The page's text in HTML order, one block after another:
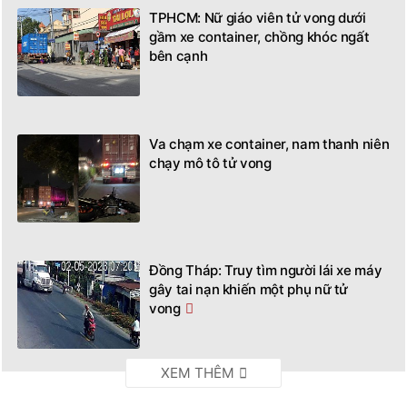
TPHCM: Nữ giáo viên tử vong dưới
gầm xe container, chồng khóc ngất
bên cạnh
Va chạm xe container, nam thanh niên
chạy mô tô tử vong
Đồng Tháp: Truy tìm người lái xe máy
gây tai nạn khiến một phụ nữ tử
vong